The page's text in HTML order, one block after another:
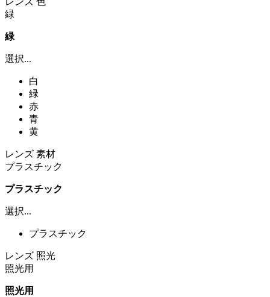
緑
緑
選択...
白
緑
赤
青
黄
レンズ 素材
プラスチック
プラスチック
選択...
プラスチック
レンズ 照光
照光用
照光用